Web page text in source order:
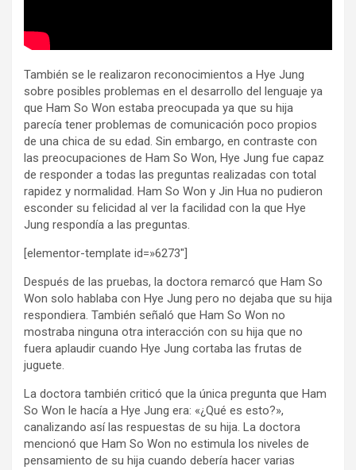
También se le realizaron reconocimientos a Hye Jung
sobre posibles problemas en el desarrollo del lenguaje ya
que Ham So Won estaba preocupada ya que su hija
parecía tener problemas de comunicación poco propios
de una chica de su edad. Sin embargo, en contraste con
las preocupaciones de Ham So Won, Hye Jung fue capaz
de responder a todas las preguntas realizadas con total
rapidez y normalidad. Ham So Won y Jin Hua no pudieron
esconder su felicidad al ver la facilidad con la que Hye
Jung respondía a las preguntas.
[elementor-template id=»6273″]
Después de las pruebas, la doctora remarcó que Ham So
Won solo hablaba con Hye Jung pero no dejaba que su hija
respondiera. También señaló que Ham So Won no
mostraba ninguna otra interacción con su hija que no
fuera aplaudir cuando Hye Jung cortaba las frutas de
juguete.
La doctora también criticó que la única pregunta que Ham
So Won le hacía a Hye Jung era: «¿Qué es esto?»,
canalizando así las respuestas de su hija. La doctora
mencionó que Ham So Won no estimula los niveles de
pensamiento de su hija cuando debería hacer varias